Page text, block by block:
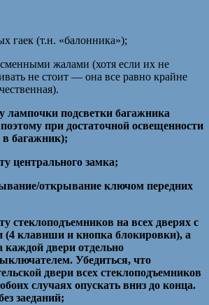
гаек (т.н. «балонника»);
жалами (хотя если их не
не стоит — она все равно крайне
лампочки подсветки багажника
при достаточной освещенности
в багажник);
центрального замка;
открывание ключом передних
стеклоподъемников на всех дверях с
(4 клавиши и кнопка блокировки), а
каждой двери отдельно
Убедиться, что
двери всех стеклоподъемников
случаях опускать вниз до конца.
заеданий;